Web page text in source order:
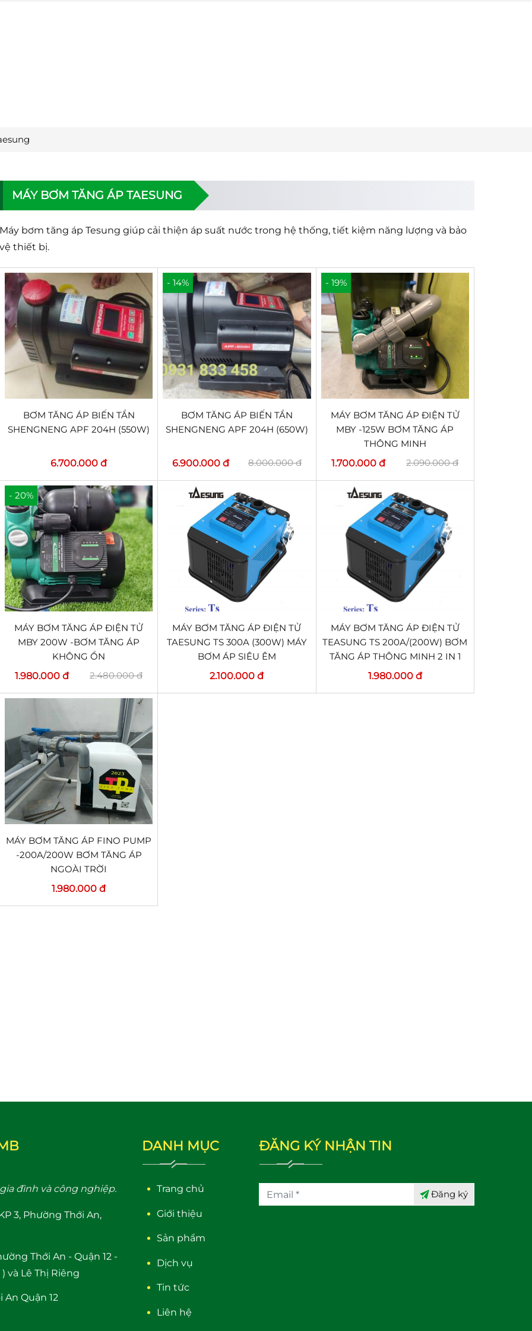
MÁY BƠM TĂNG ÁP TAESUNG
Máy bơm tăng áp Tesung giúp cải thiện áp suất nước trong hệ thống, tiết kiệm năng lượng và bảo
vệ thiết bị.
BƠM TĂNG ÁP BIẾN TẦN
SHENGNENG APF 204H (550W)
6.700.000 đ
BƠM TĂNG ÁP BIẾN TẦN
SHENGNENG APF 204H (650W)
6.900.000 đ 8.000.000 đ
- 14%
MÁY BƠM TĂNG ÁP ĐIỆN TỬ
MBY -125W BƠM TĂNG ÁP
THÔNG MINH
1.700.000 đ
2.090.000 đ
- 19%
MÁY BƠM TĂNG ÁP ĐIỆN TỬ
MBY 200W -BƠM TĂNG ÁP
KHÔNG ỒN
1.980.000 đ
2.480.000 đ
- 20%
MÁY BƠM TĂNG ÁP ĐIỆN TỬ
TAESUNG TS 300A (300W) MÁY
BƠM ÁP SIÊU ÊM
2.100.000 đ
MÁY BƠM TĂNG ÁP ĐIỆN TỬ
TEASUNG TS 200A/(200W) BƠM
TĂNG ÁP THÔNG MINH 2 IN 1
1.980.000 đ
MÁY BƠM TĂNG ÁP FINO PUMP
-200A/200W BƠM TĂNG ÁP
NGOÀI TRỜI
1.980.000 đ
đình và công nghiệp.
3, Phường Thới An,
Thới An - Quận 12 -
và Lê Thị Riêng
An Quận 12
DANH MỤC
Trang chủ
Giới thiệu
Sản phẩm
Dịch vụ
Tin tức
Liên hệ
ĐĂNG KÝ NHẬN TIN
Đăng ký